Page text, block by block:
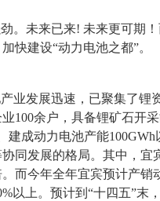
。未来已来! 未来更可期
快建设“动力电池之都”。
业发展迅速，已聚集了锂
100余户，具备锂矿石开
建成动力电池产能
同发展的格局。其中，宜
而今年全年宜宾预计产销
以上。预计到“十四五”末